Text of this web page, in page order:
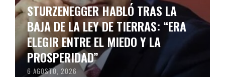
STURZENEGGER HABLÓ TRAS LA
BAJA DE LA LEY DE TIERRAS: “ERA
ELEGIR ENTRE EL MIEDO Y LA
PROSPERIDAD”
6 AGOSTO, 2026